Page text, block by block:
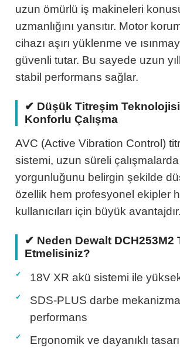
uzun ömürlü iş makineleri
uzmanlığını yansıtır. Motor
cihazı aşırı yüklenme ve
güvenli tutar. Bu sayede uzun
stabil performans sağlar.
✔ Düşük Titreşim
Konforlu Çalışma
AVC (Active Vibration Control)
sistemi, uzun süreli
yorgunluğunu belirgin şekilde
özellik hem profesyonel ekipler
kullanıcıları için büyük avantajdır.
✔ Neden Dewalt DCH253M2
Etmelisiniz?
18V XR akü sistemi ile
SDS-PLUS darbe
performans
Ergonomik ve dayanıklı